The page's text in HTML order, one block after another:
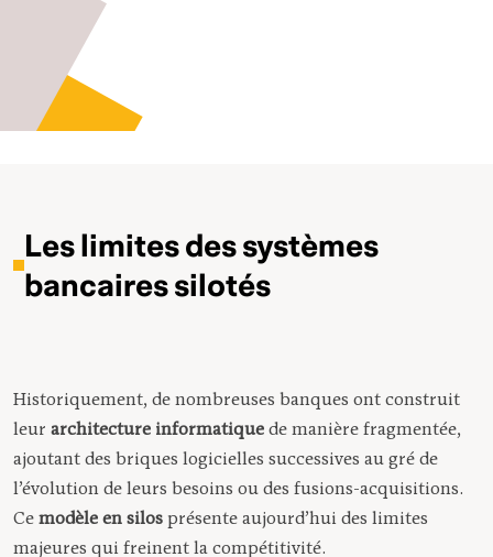
Les limites des systèmes
bancaires silotés
Historiquement, de nombreuses banques ont construit
leur architecture informatique de manière fragmentée,
ajoutant des briques logicielles successives au gré de
l’évolution de leurs besoins ou des fusions-acquisitions.
Ce modèle en silos présente aujourd’hui des limites
majeures qui freinent la compétitivité.